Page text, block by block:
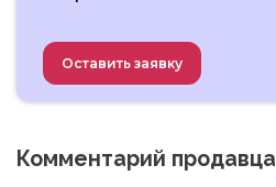
Оставить заявку
Комментарий продавца